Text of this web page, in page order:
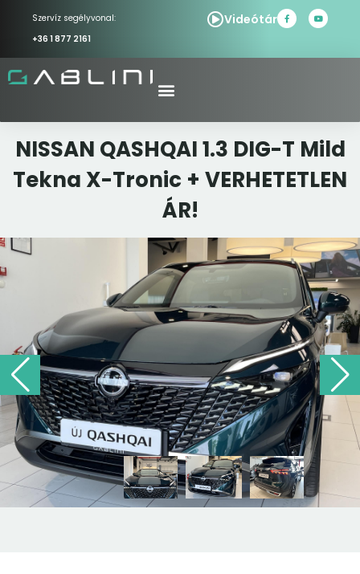
Szervíz segélyvonal:
+36 1 877 2161
Videótár
NISSAN QASHQAI 1.3 DIG-T Mild
Tekna X-Tronic + VERHETETLEN
ÁR!